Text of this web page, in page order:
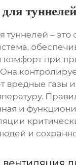
туннелей
туннелей – это
комфорт при
вредные газы
и
и